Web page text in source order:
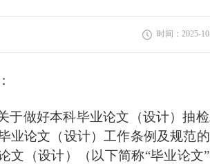
时间：2025-
于做好本科毕业论文（设计）抽
业论文（设计）工作条例及规范
文（设计）（以下简称“毕业论